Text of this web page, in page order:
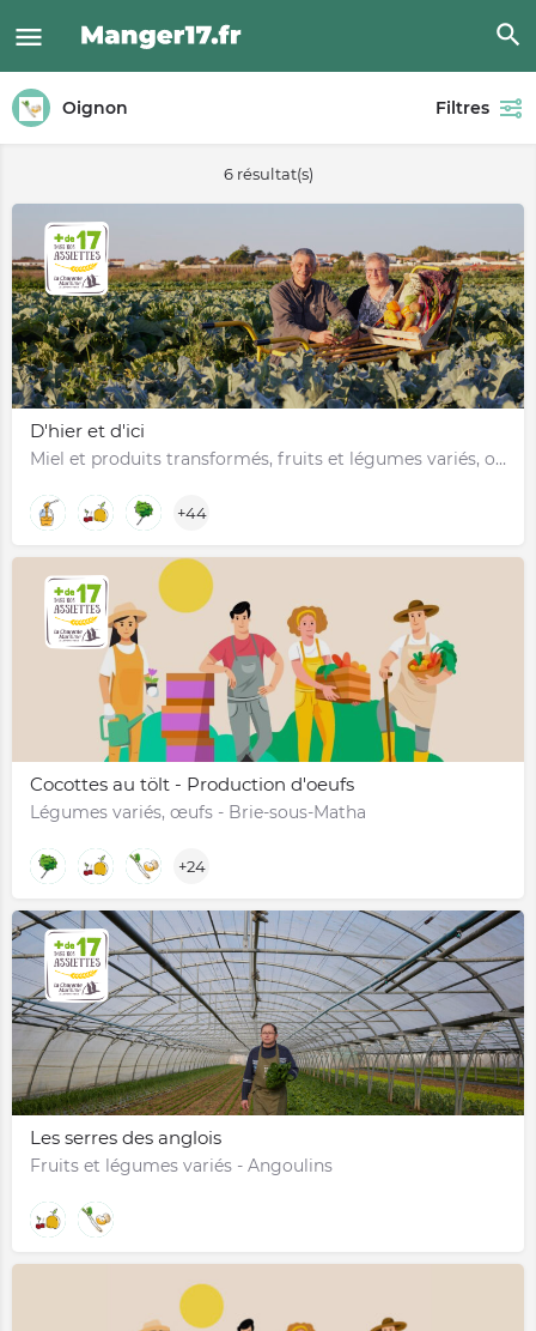
Oignon Filtres
6 résultat(s)
D'hier et d'ici
Miel et produits transformés, fruits et légumes variés, oeufs - Angoulins
+44
Cocottes au tölt - Production d'oeufs
Légumes variés, œufs - Brie-sous-Matha
+24
Les serres des anglois
Fruits et légumes variés - Angoulins